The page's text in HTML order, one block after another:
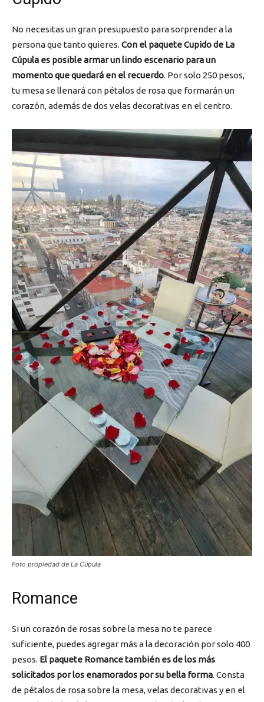
No necesitas un gran presupuesto para sorprender a la
persona que tanto quieres. Con el paquete Cupido de La
Cúpula es posible armar un lindo escenario para un
momento que quedará en el recuerdo. Por solo 250 pesos,
tu mesa se llenará con pétalos de rosa que formarán un
corazón, además de dos velas decorativas en el centro.
Foto propiedad de La Cúpula
Romance
Si un corazón de rosas sobre la mesa no te parece
suficiente, puedes agregar más a la decoración por solo 400
pesos. El paquete Romance también es de los más
solicitados por los enamorados por su bella forma. Consta
de pétalos de rosa sobre la mesa, velas decorativas y en el